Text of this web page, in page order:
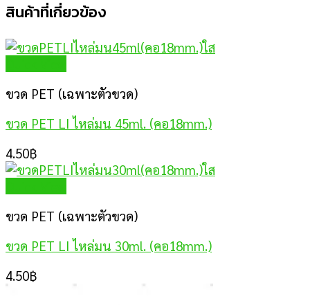
สินค้าที่เกี่ยวข้อง
ขวด PET (เฉพาะตัวขวด)
ขวด PET LI ไหล่มน 45ml. (คอ18mm.)
4.50฿
ขวด PET (เฉพาะตัวขวด)
ขวด PET LI ไหล่มน 30ml. (คอ18mm.)
4.50฿